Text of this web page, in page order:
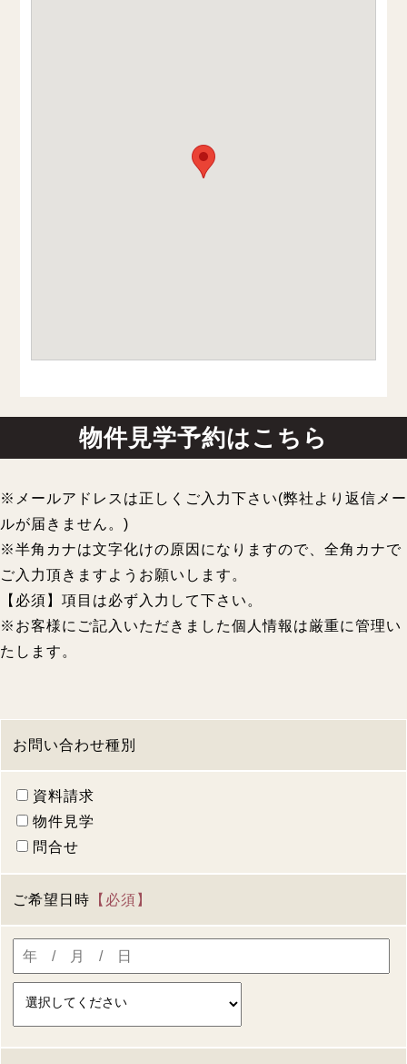
物件見学予約はこちら
※メールアドレスは正しくご入力下さい(弊社より返信メー
ルが届きません。)
※半角カナは文字化けの原因になりますので、全角カナで
ご入力頂きますようお願いします。
【必須】項目は必ず入力して下さい。
※お客様にご記入いただきました個人情報は厳重に管理い
たします。
お問い合わせ種別
資料請求
物件見学
問合せ
ご希望日時 【必須】